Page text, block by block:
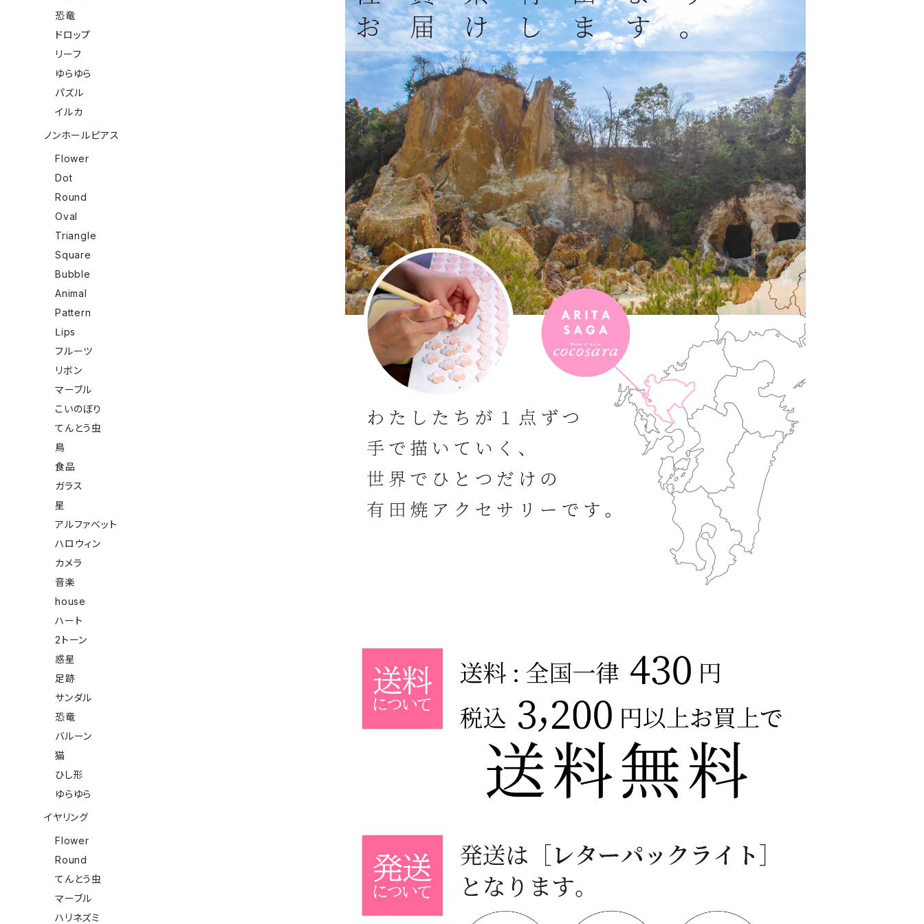
恐竜
ドロップ
リーフ
ゆらゆら
パズル
イルカ
ノンホールピアス
Flower
Dot
Round
Oval
Triangle
Square
Bubble
Animal
Pattern
Ⅼips
フルーツ
リボン
マーブル
こいのぼり
てんとう虫
鳥
食品
ガラス
星
アルファベット
ハロウィン
カメラ
音楽
house
ハート
2トーン
惑星
足跡
サンダル
恐竜
バルーン
猫
ひし形
ゆらゆら
イヤリング
Flower
Round
てんとう虫
マーブル
ハリネズミ